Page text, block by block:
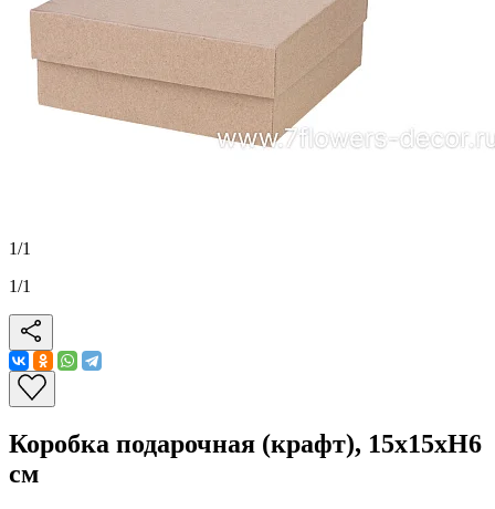
1/1
1/1
Коробка подарочная (крафт), 15х15хН6
см